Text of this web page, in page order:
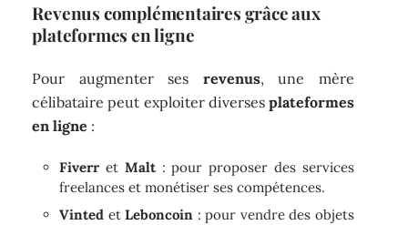
Revenus complémentaires grâce aux
plateformes en ligne
Pour augmenter ses revenus, une mère
célibataire peut exploiter diverses plateformes
en ligne :
Fiverr et Malt: pour proposer des services
freelances et monétiser ses compétences.
Vinted etLeboncoin : pour vendre des objets